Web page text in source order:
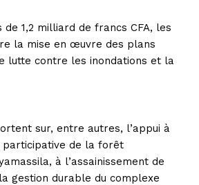
de 1,2 milliard de francs CFA, les
la mise en œuvre des plans
lutte contre les inondations et la
sur, entre autres, l’appui à
de la forêt
à l’assainissement de
gestion durable du complexe